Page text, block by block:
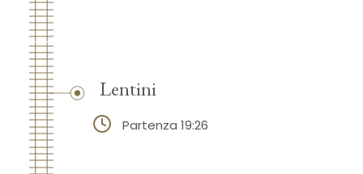
Lentini
Partenza 19:26